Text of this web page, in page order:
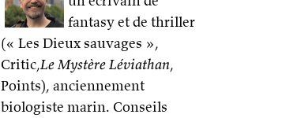
fantasy et de thriller
(« Les Dieux sauvages »,
Critic,Le Mystère Léviathan,
Points), anciennement
biologiste marin. Conseils